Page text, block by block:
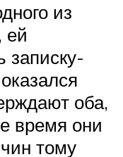
из
ей
оба,
время они
тому